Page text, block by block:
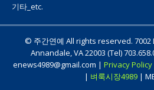
기타_etc.
© 주간연예 All rights reserved. 7002
Annandale, VA 22003 (Tel)
enews4989@gmail.com | Privacy Policy
| 벼룩시장4989 |